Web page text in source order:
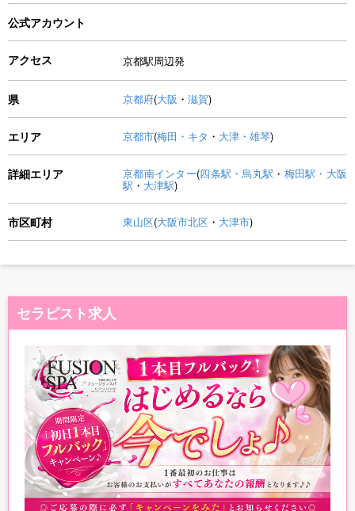
公式アカウント
アクセス 京都駅周辺発
県 京都府(大阪 ・ 滋賀)
エリア 京都市(梅田・キタ ・ 大津・雄琴)
詳細エリア 京都南インター(四条駅・烏丸駅 ・ 梅田駅・大阪
駅 ・ 大津駅)
市区町村 東山区(大阪市北区 ・ 大津市)
セラピスト求人